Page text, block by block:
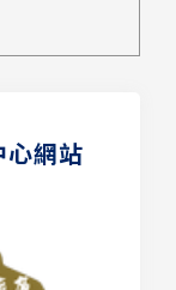
心網站